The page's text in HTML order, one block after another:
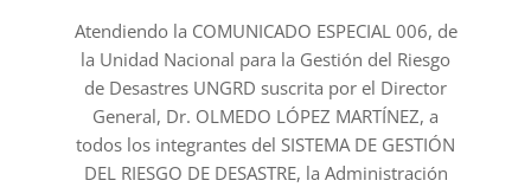
22
Atendiendo la COMUNICADO ESPECIAL 006, de
la Unidad Nacional para la Gestión del Riesgo
de Desastres UNGRD suscrita por el Director
General, Dr. OLMEDO LÓPEZ MARTÍNEZ, a
todos los integrantes del SISTEMA DE GESTIÓN
DEL RIESGO DE DESASTRE, la Administración